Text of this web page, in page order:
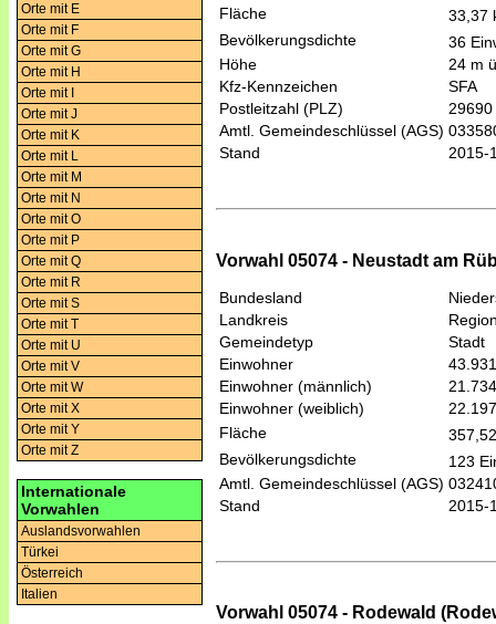
Orte mit E
Orte mit F
Orte mit G
Orte mit H
Orte mit I
Orte mit J
Orte mit K
Orte mit L
Orte mit M
Orte mit N
Orte mit O
Orte mit P
Orte mit Q
Orte mit R
Orte mit S
Orte mit T
Orte mit U
Orte mit V
Orte mit W
Orte mit X
Orte mit Y
Orte mit Z
Internationale
Vorwahlen
Auslandsvorwahlen
Türkei
Österreich
Italien
Fläche
33,37
Bevölkerungsdichte
36
Höhe
24 m
Kfz-Kennzeichen
SFA
Postleitzahl (PLZ)
29690
Amtl. Gemeindeschlüssel (AGS)
Stand
2015-
Vorwahl 05074 - Neustadt am
Bundesland
Landkreis
Gemeindetyp
Stadt
Einwohner
43.931
Einwohner (männlich)
21.734
Einwohner (weiblich)
22.197
Fläche
Bevölkerungsdichte
123
Amtl. Gemeindeschlüssel (AGS)
Stand
2015-
Vorwahl 05074 - Rodewald